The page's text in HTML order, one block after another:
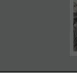
発送 各ファインア
製作されます。発送